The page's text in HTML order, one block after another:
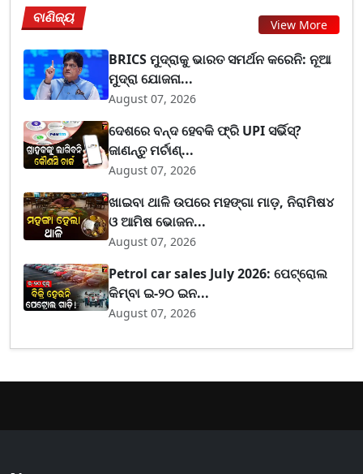
ବାଣିଜ୍ୟ View More
BRICS ମୁଦ୍ରାକୁ ଭାରତ ସମର୍ଥନ କରେନି: ନୂଆ
ମୁଦ୍ରା ଯୋଜନା...
August 07, 2026
ଦେଶରେ ବନ୍ଦ ହେବକି ଫ୍ରି UPI ସର୍ଭିସ୍?
ଜାଣନ୍ତୁ ମର୍ଚାଣ୍...
August 07, 2026
ଖାଇବା ଥାଳି ଉପରେ ମହଙ୍ଗା ମାଡ଼, ନିରାମିଷ୪
ଓ ଆମିଷ ଭୋଜନ...
August 07, 2026
Petrol car sales July 2026: ପେଟ୍ରୋଲ
କିମ୍ବା ଇ-୨୦ ଇନ...
August 07, 2026